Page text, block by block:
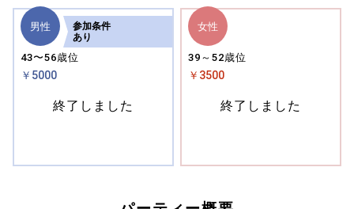
男性
43〜56歳位
￥5000
参加条件
あり
終了しました
女性
39～52歳位
￥3500
終了しました